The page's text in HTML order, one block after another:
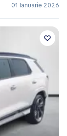
01 Ianuarie 2026